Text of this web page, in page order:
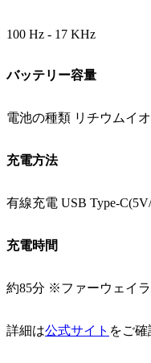
100 Hz - 17 KHz
バッテリー容量
電池の種類 リチウムイ
充電方法
有線充電 USB Type-
充電時間
約85分 ※ファーウェイラ
詳細は公式サイト をご確